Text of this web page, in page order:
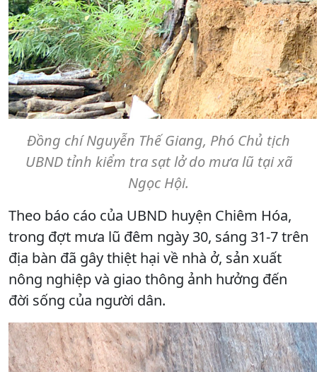
Đồng chí Nguyễn Thế Giang, Phó Chủ tịch
UBND tỉnh kiểm tra sạt lở do mưa lũ tại xã
Ngọc Hội.
Theo báo cáo của UBND huyện Chiêm Hóa,
trong đợt mưa lũ đêm ngày 30, sáng 31-7 trên
địa bàn đã gây thiệt hại về nhà ở, sản xuất
nông nghiệp và giao thông ảnh hưởng đến
đời sống của người dân.